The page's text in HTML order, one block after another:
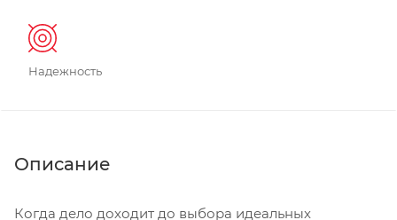
Надежность
Описание
Когда дело доходит до выбора идеальных